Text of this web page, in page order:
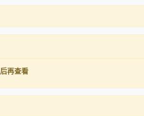
后再查看